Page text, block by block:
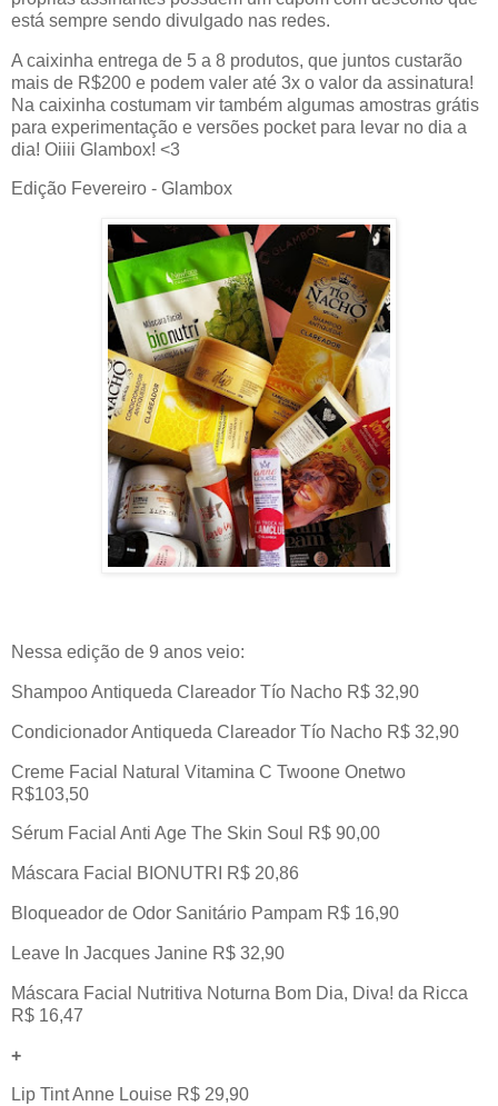
está sempre sendo divulgado nas redes.
A caixinha entrega de 5 a 8 produtos, que juntos custarão
mais de R$200 e podem valer até 3x o valor da assinatura!
Na caixinha costumam vir também algumas amostras grátis
para experimentação e versões pocket para levar no dia a
dia! Oiiii Glambox! <3
Edição Fevereiro - Glambox
Nessa edição de 9 anos veio:
Shampoo Antiqueda Clareador Tío Nacho R$ 32,90
Condicionador Antiqueda Clareador Tío Nacho R$ 32,90
Creme Facial Natural Vitamina C Twoone Onetwo
R$103,50
Sérum Facial Anti Age The Skin Soul R$ 90,00
Máscara Facial BIONUTRI R$ 20,86
Bloqueador de Odor Sanitário Pampam R$ 16,90
Leave In Jacques Janine R$ 32,90
Máscara Facial Nutritiva Noturna Bom Dia, Diva! da Ricca
R$ 16,47
+
Lip Tint Anne Louise R$ 29,90